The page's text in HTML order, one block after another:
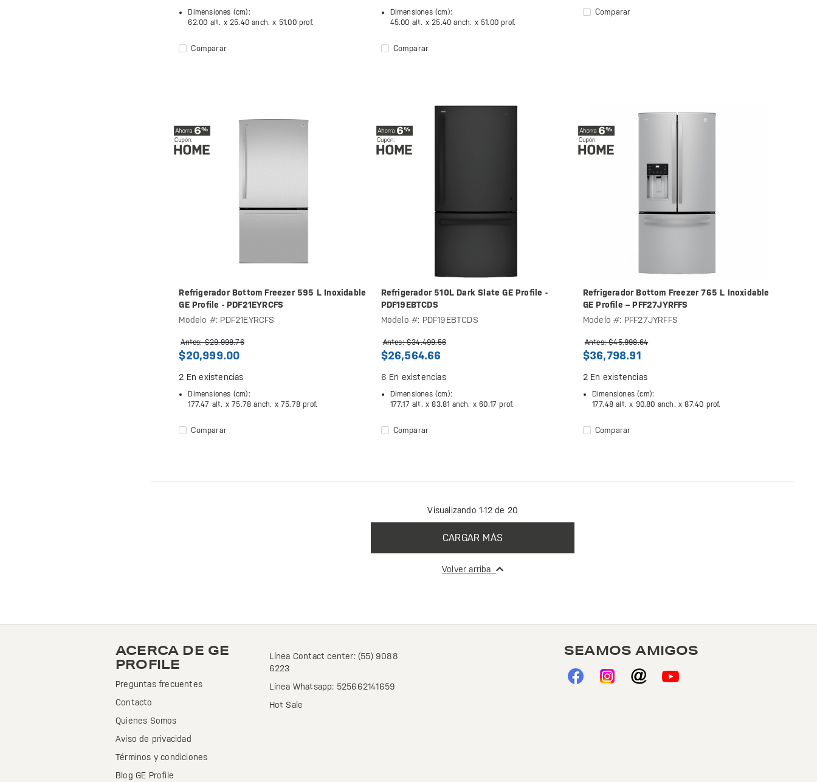
Dimensiones (cm):
62.00 alt. x 25.40 anch. x 51.00 prof.
Comparar
Dimensiones (cm):
45.00 alt. x25.40 anch. x 51.00 prof.
Comparar
Comparar
Refrigerador Bottom Freezer 595 L Inoxidable
GE Profile - PDF21EYRCFS
Modelo #: PDF21EYRCFS
Antes: $29,998.76
$20,999.00
2 En existencias
Dimensiones (cm):
177.47 alt. x75.78 anch. x 75.78 prof.
Comparar
Refrigerador 510L Dark Slate GE Profile -
PDF19EBTCDS
Modelo #: PDF19EBTCDS
Antes: $34,499.56
$26,564.66
6 En existencias
Dimensiones (cm):
177.17 alt. x83.81 anch. x60.17 prof.
Comparar
Refrigerador Bottom Freezer 765 L Inoxidable
GE Profile – PFF27JYRFFS
Modelo #: PFF27JYRFFS
Antes: $45,998.64
$36,798.91
2 En existencias
Dimensiones (cm):
177.48 alt. x 90.80 anch. x87.40 prof.
Comparar
Visualizando 1-12 de 20
CARGAR MÁS
Volver arriba
ACERCA DE GE
PROFILE
Preguntas frecuentes
Contacto
Quienes Somos
Aviso de privacidad
Términos y condiciones
Blog GE Profile
Línea Contact center: (55) 9088
6223
Línea Whatsapp: 525662141659
Hot Sale
SEAMOS AMIGOS